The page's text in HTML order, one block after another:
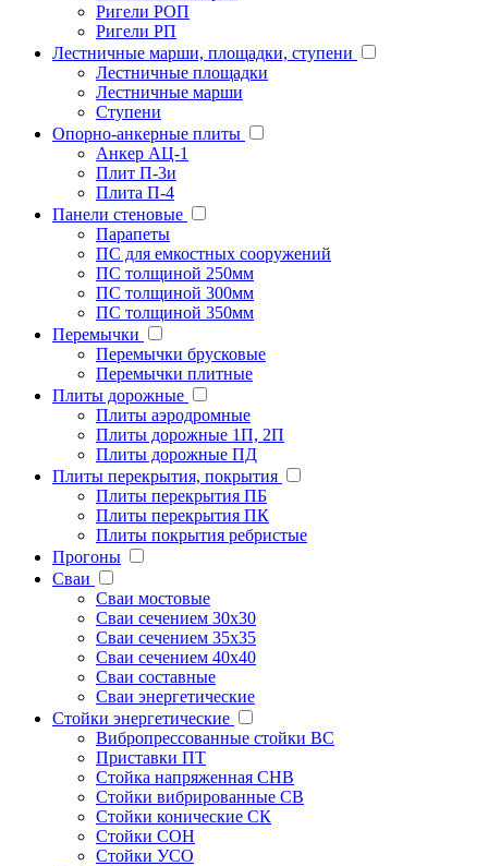
Ригели РОП
Ригели РП
Лестничные марши, площадки, ступени
Лестничные площадки
Лестничные марши
Ступени
Опорно-анкерные плиты
Анкер АЦ-1
Плит П-3и
Плита П-4
Панели стеновые
Парапеты
ПС для емкостных сооружений
ПС толщиной 250мм
ПС толщиной 300мм
ПС толщиной 350мм
Перемычки
Перемычки брусковые
Перемычки плитные
Плиты дорожные
Плиты аэродромные
Плиты дорожные 1П, 2П
Плиты дорожные ПД
Плиты перекрытия, покрытия
Плиты перекрытия ПБ
Плиты перекрытия ПК
Плиты покрытия ребристые
Прогоны
Сваи
Сваи мостовые
Сваи сечением 30х30
Сваи сечением 35х35
Сваи сечением 40х40
Сваи составные
Сваи энергетические
Стойки энергетические
Вибропрессованные стойки ВС
Приставки ПТ
Стойка напряженная СНВ
Стойки вибрированные СВ
Стойки конические СК
Стойки СОН
Стойки УСО